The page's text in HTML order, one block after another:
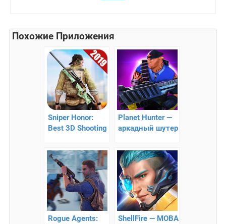
Похожие Приложения
Sniper Honor:
Best 3D Shooting
Planet Hunter —
аркадный шутер
Rogue Agents:
ShellFire — MOBA